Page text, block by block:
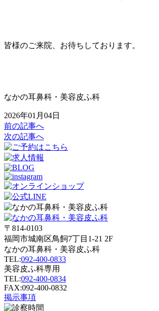
皆様のご来院、お待ちしております。
なかの耳鼻科・美容皮ふ科
2026年01月04日
前の記事へ
次の記事へ
〒814-0103
福岡市城南区鳥飼7丁目1-21 2F
なかの耳鼻科・美容皮ふ科
TEL:092-400-0833
美容皮ふ科専用
TEL:092-400-0834
FAX:092-400-0832
掲示事項